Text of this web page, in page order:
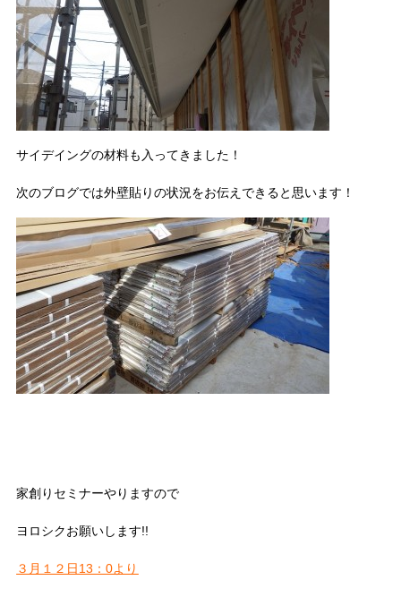
サイデイングの材料も入ってきました！
次のブログでは外壁貼りの状況をお伝えできると思います！
家創りセミナーやりますので
ヨロシクお願いします!!
３月１２日13：0より